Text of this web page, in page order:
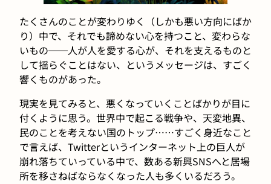
たくさんのことが変わりゆく（しかも悪い方向にばか
り）中で、それでも諦めない心を持つこと、変わらな
いもの──人が人を愛する心が、それを支えるものと
して揺らぐことはない、というメッセージは、すごく
響くものがあった。
現実を見てみると、悪くなっていくことばかりが目に
付くように思う。世界中で起こる戦争や、天変地異、
民のことを考えない国のトップ……すごく身近なこと
で言えば、Twitterというインターネット上の巨人が
崩れ落ちていっている中で、数ある新興SNSへと居場
所を移さねばならなくなった人も多くいるだろう。